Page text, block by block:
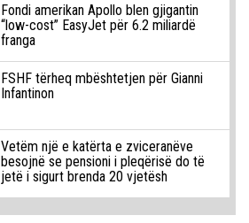
Fondi amerikan Apollo blen gjigantin
“low-cost” EasyJet për 6.2 miliardë
franga
FSHF tërheq mbështetjen për Gianni
Infantinon
Vetëm një e katërta e zviceranëve
besojnë se pensioni i pleqërisë do të
jetë i sigurt brenda 20 vjetësh